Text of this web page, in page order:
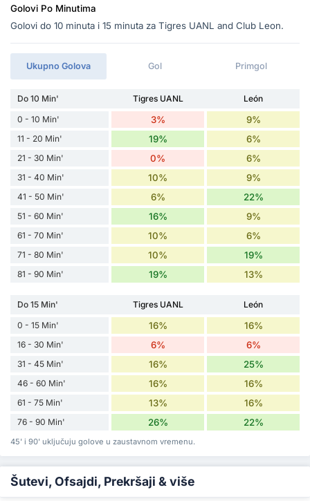
Golovi Po Minutima
Golovi do 10 minuta i 15 minuta za Tigres UANL and Club Leon.
Ukupno Golova Gol Primgol
Do 10 Min' Tigres UANL
León
0 - 10 Min'
3% 9%
11 - 20 Min' 19% 6%
21 - 30 Min' 0% 6%
31 - 40 Min' 10% 9%
41 - 50 Min' 6% 22%
51 - 60 Min' 16% 9%
61 - 70 Min' 10% 6%
71 - 80 Min' 10% 19%
81 - 90 Min' 19% 13%
Do 15 Min' Tigres UANL
León
0 - 15 Min'
16% 16%
16 - 30 Min' 6% 6%
31 - 45 Min' 16% 25%
46 - 60 Min' 16% 16%
61 - 75 Min' 13% 16%
76 - 90 Min' 26% 22%
45' i 90' uključuju golove u zaustavnom vremenu.
Šutevi, Ofsajdi, Prekršaji & više